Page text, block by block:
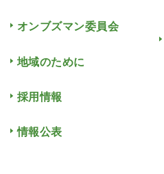
オンブズマン委員会
地域のために
採用情報
情報公表